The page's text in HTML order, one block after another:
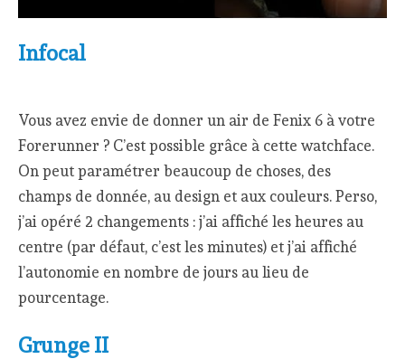
Infocal
Vous avez envie de donner un air de Fenix 6 à votre
Forerunner ? C’est possible grâce à cette watchface.
On peut paramétrer beaucoup de choses, des
champs de donnée, au design et aux couleurs. Perso,
j’ai opéré 2 changements : j’ai affiché les heures au
centre (par défaut, c’est les minutes) et j’ai affiché
l’autonomie en nombre de jours au lieu de
pourcentage.
Grunge II